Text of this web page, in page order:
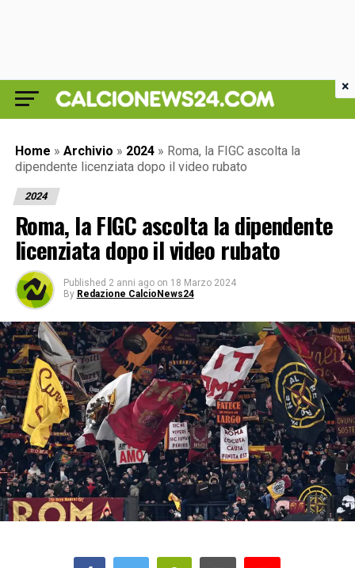
Home » Archivio » 2024 » Roma, la FIGC ascolta la
dipendente licenziata dopo il video rubato
2024
Roma, la FIGC ascolta la dipendente
licenziata dopo il video rubato
Published 2 anni ago on 18 Marzo 2024
By Redazione CalcioNews24
×